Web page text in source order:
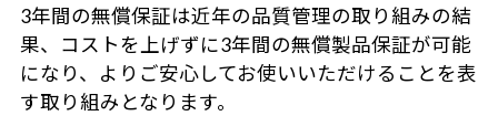
3年間の無償保証は近年の品質管理の取り組みの結
果、コストを上げずに3年間の無償製品保証が可能
になり、よりご安心してお使いいただけることを表
す取り組みとなります。